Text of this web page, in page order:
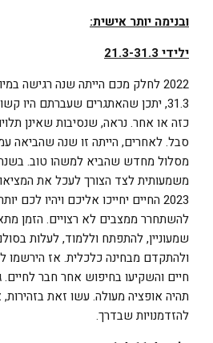
ובנימה יותר אישית:
ילידי 21.3-31.3
31.3, יתכן שהאתגרים שעברתם היו
כזה או אחר. נראה, שנסיבות שאינן
סבל. לאחרים, הייתה זו שנה שהביאה
משמעותית לצד הצורך לעכל את
2023 החיים יחייכו אליכם ויהיו
להשתחרר ממצבים לא רצויים. הזמן
שמעוניין, להתפתח וללמוד, לעלות
ולהתקדם מבחינה כלכלית. אז הירשמו
חיים והשקיעו בחיפוש אחר חבר
תהיה אופציה מעולה. עשו זאת בזהירות,
להזדמנויות שבדרך.